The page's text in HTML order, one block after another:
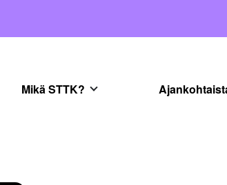
Mikä STTK?